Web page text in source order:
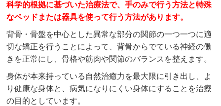
科学的根拠に基づいた治療法で、手のみで行う方法と特殊
なベッドまたは器具を使って行う方法があります。
背骨・骨盤を中心とした異常な部分の関節の一つ一つに適
切な矯正を行うことによって、背骨からでている神経の働
きを正常にし、骨格や筋肉や関節のバランスを整えます。
身体が本来持っている自然治癒力を最大限に引き出し、よ
り健康な身体と、病気になりにくい身体にすることを治療
の目的としています。